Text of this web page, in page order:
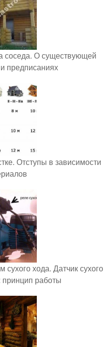
соседа. О существующей
предписаниях
Отступы в зависимости
сухого хода. Датчик сухого
принцип работы